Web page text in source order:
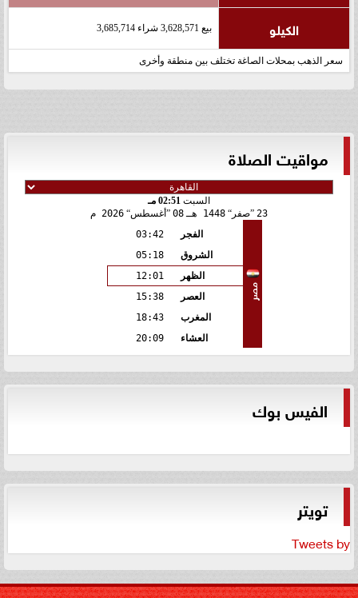
الكيلو بيع 3,628,571 شراء 3,685,714
سعر الذهب بمحلات الصاغة تختلف بين منطقة وأخرى
مواقيت الصلاة
السبت 02:51 مـ
23
صفر 1448 هـ 08 أغسطس 2026 م
مصر
الفجر
03:42
الشروق
05:18
الظهر
12:01
العصر
15:38
المغرب
18:43
العشاء
20:09
الفيس بوك
تويتر
Tweets by